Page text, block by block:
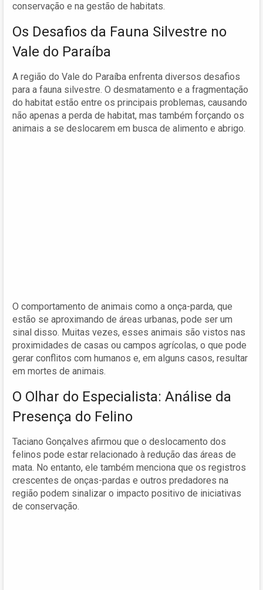
conservação e na gestão de habitats.
Os Desafios da Fauna Silvestre no
Vale do Paraíba
A região do Vale do Paraíba enfrenta diversos desafios
para a fauna silvestre. O desmatamento e a fragmentação
do habitat estão entre os principais problemas, causando
não apenas a perda de habitat, mas também forçando os
animais a se deslocarem em busca de alimento e abrigo.
O comportamento de animais como a onça-parda, que
estão se aproximando de áreas urbanas, pode ser um
sinal disso. Muitas vezes, esses animais são vistos nas
proximidades de casas ou campos agrícolas, o que pode
gerar conflitos com humanos e, em alguns casos, resultar
em mortes de animais.
O Olhar do Especialista: Análise da
Presença do Felino
Taciano Gonçalves afirmou que o deslocamento dos
felinos pode estar relacionado à redução das áreas de
mata. No entanto, ele também menciona que os registros
crescentes de onças-pardas e outros predadores na
região podem sinalizar o impacto positivo de iniciativas
de conservação.